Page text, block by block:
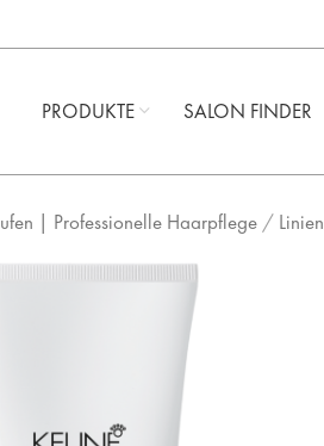
PRODUKTE SALON FINDER
| Professionelle Haarpflege / Linien